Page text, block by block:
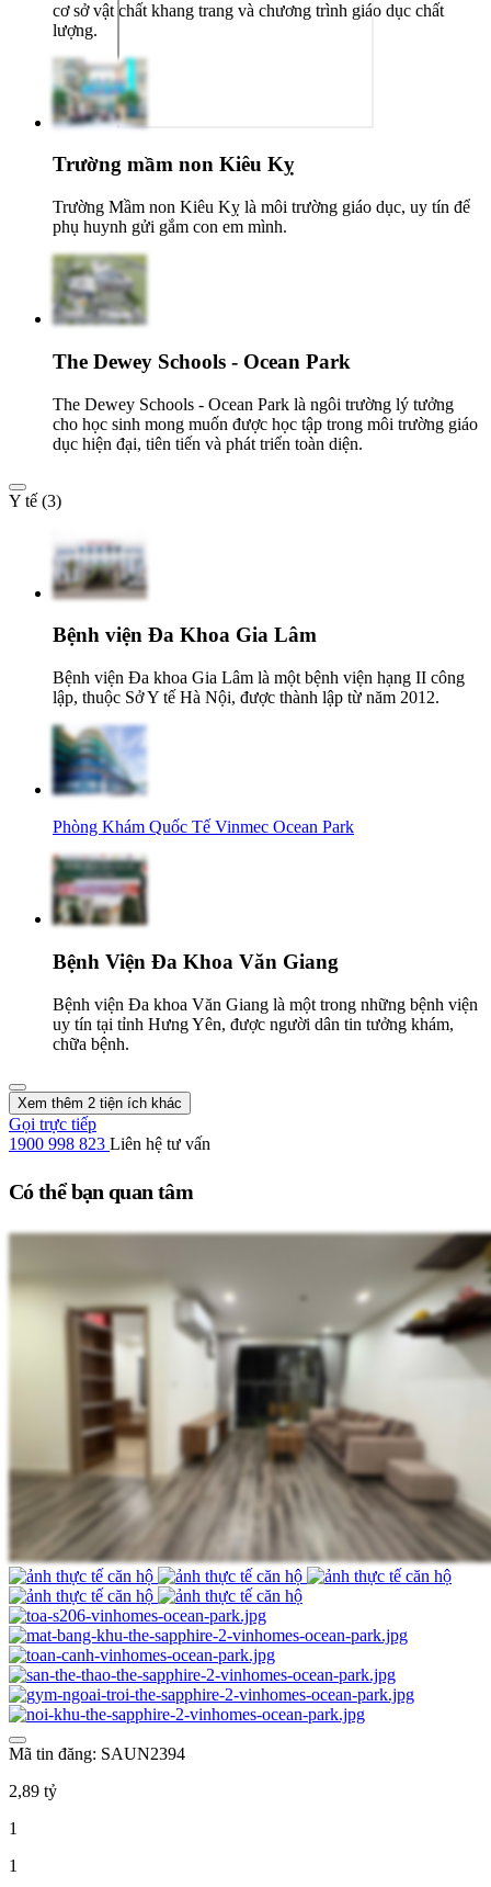
cơ sở vật chất khang trang và chương trình giáo dục chất
lượng.
Trường mầm non Kiêu Kỵ
Trường Mầm non Kiêu Kỵ là môi trường giáo dục, uy tín để
phụ huynh gửi gắm con em mình.
The Dewey Schools - Ocean Park
The Dewey Schools - Ocean Park là ngôi trường lý tưởng
cho học sinh mong muốn được học tập trong môi trường giáo
dục hiện đại, tiên tiến và phát triển toàn diện.
Y tế (3)
Bệnh viện Đa Khoa Gia Lâm
Bệnh viện Đa khoa Gia Lâm là một bệnh viện hạng II công
lập, thuộc Sở Y tế Hà Nội, được thành lập từ năm 2012.
Phòng Khám Quốc Tế Vinmec Ocean Park
Bệnh Viện Đa Khoa Văn Giang
Bệnh viện Đa khoa Văn Giang là một trong những bệnh viện
uy tín tại tỉnh Hưng Yên, được người dân tin tưởng khám,
chữa bệnh.
Xem thêm 2 tiện ích khác
Gọi trực tiếp
1900 998 823 Liên hệ tư vấn
Có thể bạn quan tâm
Mã tin đăng: SAUN2394
2,89 tỷ
1
1